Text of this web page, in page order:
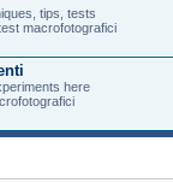
tips, tests
macrofotografici
here